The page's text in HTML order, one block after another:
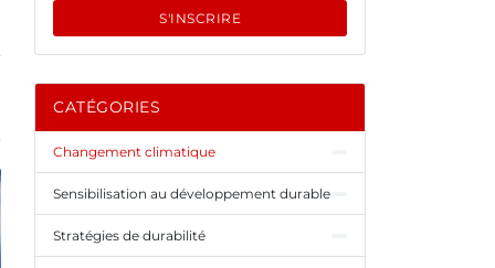
S'INSCRIRE
CATÉGORIES
Changement climatique
Sensibilisation au développement durable
Stratégies de durabilité